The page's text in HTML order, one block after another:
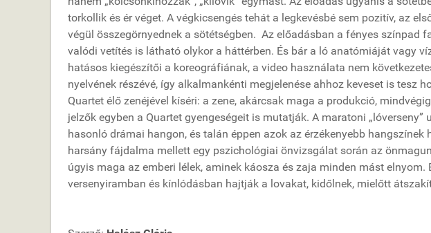
torkollik és ér véget. A végkicsengés tehát a legkevésbé sem pozitív, az
végül összegörnyednek a sötétségben. Az előadásban a fényes színpad
valódi vetítés is látható olykor a háttérben. És bár a ló anatómiáját vagy
hatásos kiegészítői a koreográfiának, a video használata nem
nyelvének részévé, így alkalmankénti megjelenése ahhoz keveset is tesz
Quartet élő zenéjével kíséri: a zene, akárcsak maga a produkció,
jelzők egyben a Quartet gyengeségeit is mutatják. A maratoni
hasonló drámai hangon, és talán éppen azok az érzékenyebb
harsány fájdalma mellett egy pszichológiai önvizsgálat során az
úgyis maga az emberi lélek, aminek káosza és zaja minden mást
versenyiramban és kínlódásban hajtják a lovakat, kidőlnek, mielőtt